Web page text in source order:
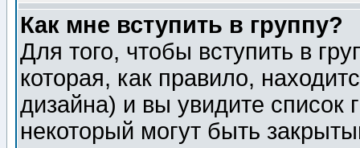
Как мне вступить в группу?
Для того, чтобы вступить в
которая, как правило,
дизайна) и вы увидите список
некоторый могут быть